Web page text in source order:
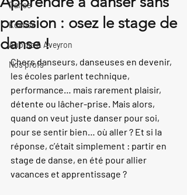
Danse
Kdanse
Aubrac & Aveyron
Nos profs
pression : osez le stage de
danse !
Chers danseurs, danseuses en devenir,
les écoles parlent technique,
performance… mais rarement plaisir,
détente ou lâcher-prise. Mais alors,
quand on veut juste danser pour soi,
pour se sentir bien… où aller ? Et si la
réponse, c’était simplement : partir en
stage de danse, en été pour allier
vacances et apprentissage ?